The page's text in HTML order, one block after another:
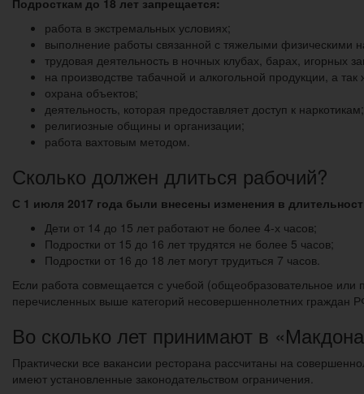
Подросткам до 18 лет запрещается:
работа в экстремальных условиях;
выполнение работы связанной с тяжелыми физическими
трудовая деятельность в ночных клубах, барах, игорных
на производстве табачной и алкогольной продукции, а
охрана объектов;
деятельность, которая предоставляет доступ к наркотикам;
религиозные общины и организации;
работа вахтовым методом.
Сколько должен длиться рабочий?
С 1 июля 2017 года были внесены изменения в
Дети от 14 до 15 лет работают не более 4-х часов;
Подростки от 15 до 16 лет трудятся не более 5 часов;
Подростки от 16 до 18 лет могут трудиться 7 часов.
Если работа совмещается с учебой (общеобразовательное или
перечисленных выше категорий несовершеннолетних граждан
Во сколько лет принимают в
Практически все вакансии ресторана рассчитаны на
имеют установленные законодательством ограничения.